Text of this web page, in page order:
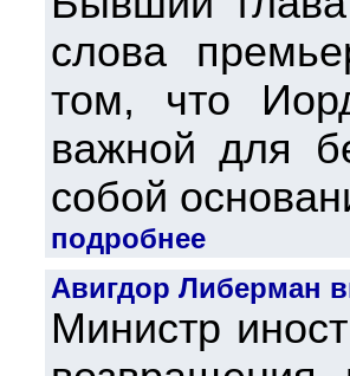
слова
том, что
важной для
собой
подробнее
Авигдор Либерман
Министр